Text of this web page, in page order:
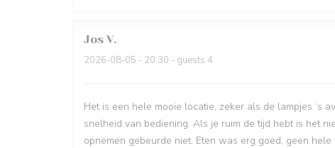
Jos V
2026-08-05 - 20:30 - guests 4
Het is een hele mooie locatie, zeker als de lampjes ‘s
snelheid van bediening. Als je ruim de tijd hebt is het
opnemen gebeurde niet. Eten was erg goed, geen